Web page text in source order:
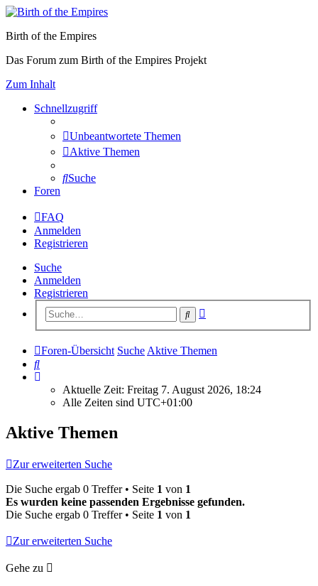
Birth of the Empires
Das Forum zum Birth of the Empires Projekt
Zum Inhalt
Schnellzugriff
Unbeantwortete Themen
Aktive Themen
Suche
Foren
FAQ
Anmelden
Registrieren
Suche
Anmelden
Registrieren
Suche
Foren-Übersicht Suche Aktive Themen
Suche
Aktuelle Zeit: Freitag 7. August 2026, 18:24
Alle Zeiten sind UTC+01:00
Aktive Themen
Zur erweiterten Suche
Die Suche ergab 0 Treffer • Seite 1 von 1
Es wurden keine passenden Ergebnisse gefunden.
Die Suche ergab 0 Treffer • Seite 1 von 1
Zur erweiterten Suche
Gehe zu